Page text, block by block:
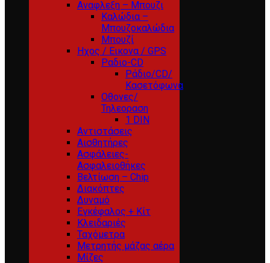
Αναφλεξη – Μπουζι
Καλώδια –
Μπουζοκαλώδια
Μπουζί
Ηχος / Εικονα / GPS
Ραδιο-CD
Ράδιο/CD/
Κασετόφωνα
Οθονες/
Τηλεοραση
1 DIN
Αντιστάσεις
Αισθητήρες
Ασφάλειες-
Ασφαλειοθήκες
Βελτίωση – Chip
Διακόπτες
Δυναμό
Εγκέφαλος + Κίτ
Κλειδαριές
Ταχόμετρα
Μετρητής μάζας αέρα
Μίζες